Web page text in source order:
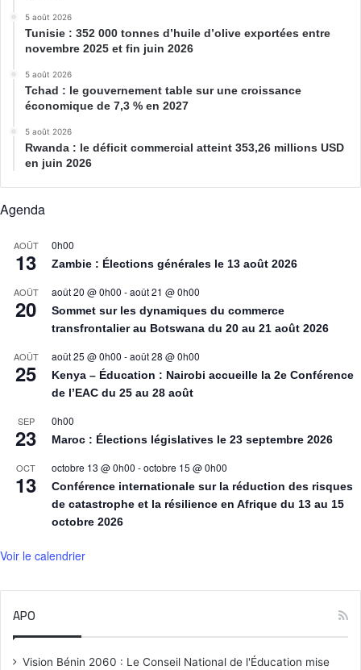
5 août 2026
Tunisie : 352 000 tonnes d’huile d’olive exportées entre
novembre 2025 et fin juin 2026
5 août 2026
Tchad : le gouvernement table sur une croissance
économique de 7,3 % en 2027
5 août 2026
Rwanda : le déficit commercial atteint 353,26 millions USD
en juin 2026
Agenda
AOÛT
13
0h00
Zambie : Élections générales le 13 août 2026
AOÛT
20
août 20 @ 0h00 -août 21 @ 0h00
Sommet sur les dynamiques du commerce
transfrontalier au Botswana du 20 au 21 août 2026
AOÛT
25
août 25 @ 0h00 -août 28 @ 0h00
Kenya – Éducation : Nairobi accueille la 2e Conférence
de l’EAC du 25 au 28 août
SEP
23
0h00
Maroc : Élections législatives le 23 septembre 2026
OCT
13
octobre 13 @ 0h00 -octobre 15 @ 0h00
Conférence internationale sur la réduction des risques
de catastrophe et la résilience en Afrique du 13 au 15
octobre 2026
Voir le calendrier
APO
Vision Bénin 2060 : Le Conseil National de l'Éducation mise